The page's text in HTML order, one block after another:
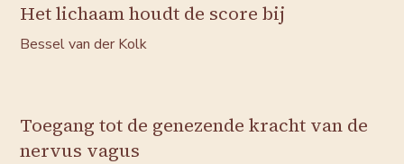
Het lichaam houdt de score bij
Bessel van der Kolk
Toegang tot de genezende kracht van de
nervus vagus